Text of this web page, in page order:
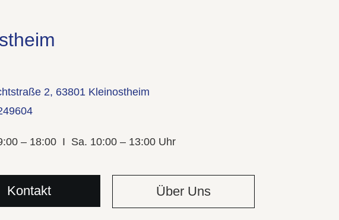
2, 63801 Kleinostheim
– 18:00 I Sa. 10:00 – 13:00 Uhr
Kontakt Über Uns